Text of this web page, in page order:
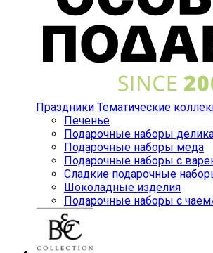
Праздники Тематические
Печенье
Подарочные наборы
Подарочные наборы меда
Подарочные наборы с
Сладкие подарочные
Шоколадные изделия
Подарочные наборы с